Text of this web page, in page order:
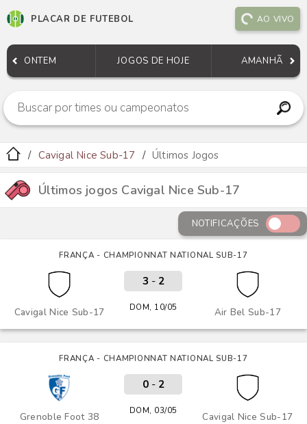
PLACAR DE FUTEBOL AO VIVO
ONTEM JOGOS DE HOJE AMANHÃ
Cavigal Nice Sub-17 Últimos Jogos
Últimos jogos Cavigal Nice Sub-17
NOTIFICAÇÕES
FRANÇA - CHAMPIONNAT NATIONAL SUB-17
Cavigal Nice Sub-17 Air Bel Sub-17
3 - 2
DOM, 10/05
FRANÇA - CHAMPIONNAT NATIONAL SUB-17
Grenoble Foot 38
Cavigal Nice Sub-17
0- 2
DOM, 03/05